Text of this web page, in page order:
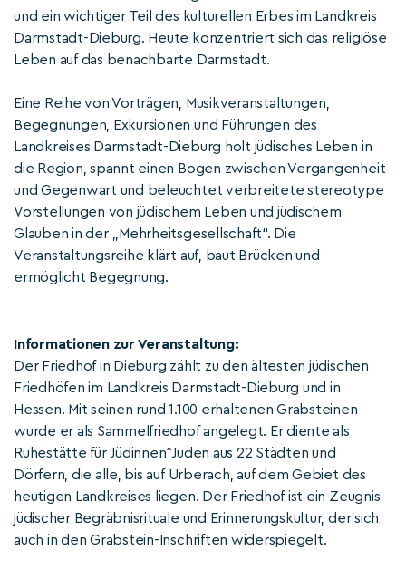
und ein wichtiger Teil des kulturellen Erbes im Landkreis
Darmstadt-Dieburg. Heute konzentriert sich das religiöse
Leben auf das benachbarte Darmstadt.
Eine Reihe von Vorträgen, Musikveranstaltungen,
Begegnungen, Exkursionen und Führungen des
Landkreises Darmstadt-Dieburg holt jüdisches Leben in
die Region, spannt einen Bogen zwischen Vergangenheit
und Gegenwart und beleuchtet verbreitete stereotype
Vorstellungen von jüdischem Leben und jüdischem
Glauben in der „Mehrheitsgesellschaft“. Die
Veranstaltungsreihe klärt auf, baut Brücken und
ermöglicht Begegnung.
Informationen zur Veranstaltung:
Der Friedhof in Dieburg zählt zu den ältesten jüdischen
Friedhöfen im Landkreis Darmstadt-Dieburg und in
Hessen. Mit seinen rund 1.100 erhaltenen Grabsteinen
wurde er als Sammelfriedhof angelegt. Er diente als
Ruhestätte für Jüdinnen*Juden aus 22 Städten und
Dörfern, die alle, bis auf Urberach, auf dem Gebiet des
heutigen Landkreises liegen. Der Friedhof ist ein Zeugnis
jüdischer Begräbnisrituale und Erinnerungskultur, der sich
auch in den Grabstein-Inschriften widerspiegelt.